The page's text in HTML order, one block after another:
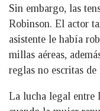
Sin embargo, las
Robinson. El actor
asistente le había
millas aéreas,
reglas no escritas
La lucha legal entre